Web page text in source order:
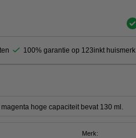
100% garantie op 123inkt huismerk
hoge capaciteit bevat 130 ml.
Merk: